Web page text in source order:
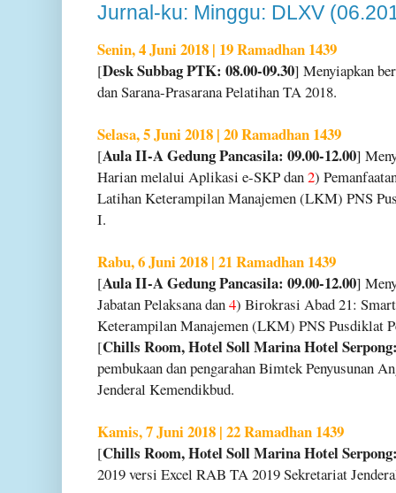
Jurnal-ku: Minggu: DLXV
Senin, 4 Juni 2018 | 19 Ramadhan 1439
[Desk Subbag PTK: 08.00-09.30] Menyiapkan
dan Sarana-Prasarana Pelatihan TA 2018.
Selasa, 5 Juni 2018 | 20 Ramadhan 1439
[Aula II-A Gedung Pancasila: 09.00-12.00]
Harian melalui Aplikasi e-SKP dan2)
Latihan Keterampilan Manajemen (LKM) PNS
I.
Rabu, 6 Juni 2018 | 21 Ramadhan 1439
[Aula II-A Gedung Pancasila: 09.00-12.00]
Jabatan Pelaksana dan4) Birokrasi Abad 21:
Keterampilan Manajemen (LKM) PNS Pusdiklat
[Chills Room, Hotel Soll Marina Hotel
pembukaan dan pengarahan Bimtek Penyusunan
Jenderal Kemendikbud.
Kamis, 7 Juni 2018 | 22 Ramadhan 1439
[Chills Room, Hotel Soll Marina Hotel
2019 versi Excel RAB TA 2019 Sekretariat